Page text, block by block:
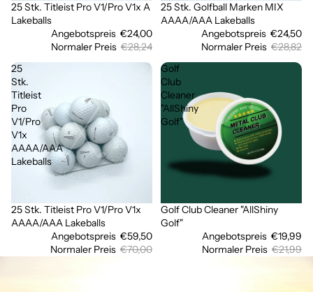
Sale
25 Stk. Titleist Pro V1/Pro V1x A
Lakeballs
Angebotspreis €24,00
Normaler Preis €28,24
Sale
25 Stk. Golfball Marken MIX
AAAA/AAA Lakeballs
Angebotspreis €24,50
Normaler Preis €28,82
25
Stk.
Titleist
Pro
V1/Pro
V1x
AAAA/AAA
Lakeballs
Ausverkauft
25 Stk. Titleist Pro V1/Pro V1x
AAAA/AAA Lakeballs
Angebotspreis €59,50
Normaler Preis €70,00
Golf
Club
Cleaner
"AllShiny
Golf"
Sale
Golf Club Cleaner "AllShiny
Golf"
Angebotspreis €19,99
Normaler Preis €21,99